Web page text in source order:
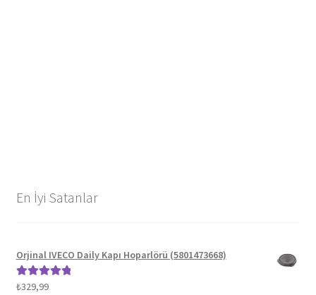
En İyi Satanlar
Orjinal IVECO Daily Kapı Hoparlörü (5801473668)
5 üzerinden
₺329,99